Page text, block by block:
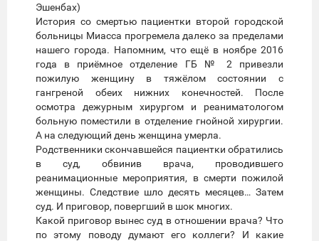
Эшенбах)
История со смертью пациентки второй городской
больницы Миасса прогремела далеко за пределами
нашего города. Напомним, что ещё в ноябре 2016
года в приёмное отделение ГБ № 2 привезли
пожилую женщину в тяжёлом состоянии с
гангреной обеих нижних конечностей. После
осмотра дежурным хирургом и реаниматологом
больную поместили в отделение гнойной хирургии.
А на следующий день женщина умерла.
Родственники скончавшейся пациентки обратились
в суд, обвинив врача, проводившего
реанимационные мероприятия, в смерти пожилой
женщины. Следствие шло десять месяцев… Затем
суд. И приговор, повергший в шок многих.
Какой приговор вынес суд в отношении врача? Что
по этому поводу думают его коллеги? И какие